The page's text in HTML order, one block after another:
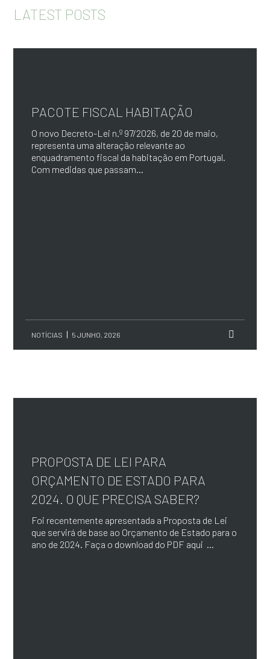
LATEST POSTS
PACOTE FISCAL HABITAÇÃO
O novo Decreto-Lei n.º 97/2026, de 20 de maio,
representa uma alteração relevante ao
enquadramento fiscal da habitação em Portugal.
Com medidas que passam...
NOTÍCIAS 5 JUNHO, 2026
PROPOSTA DE LEI PARA
ORÇAMENTO DE ESTADO PARA
2024. O QUE PRECISA SABER?
Foi recentemente apresentada a Proposta de Lei
que servirá de base ao Orçamento de Estado para o
ano de 2024. Faça o download do PDF aqui ...